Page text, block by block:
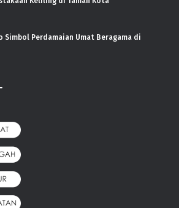
Simbol Perdamaian Umat Beragama di